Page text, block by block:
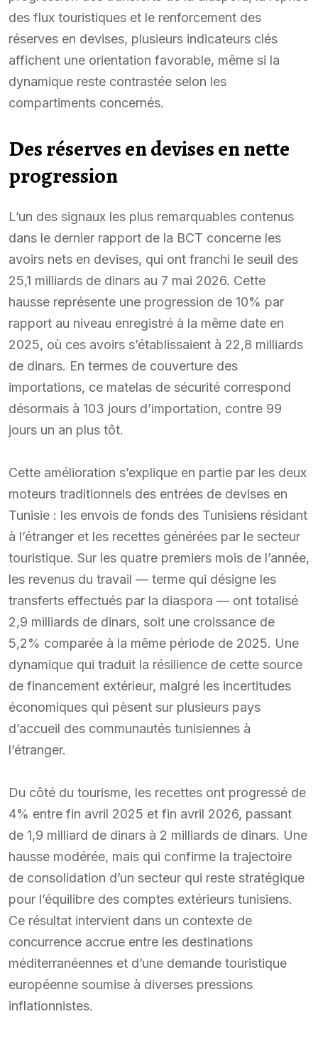
des flux touristiques et le renforcement des
réserves en devises, plusieurs indicateurs clés
affichent une orientation favorable, même si la
dynamique reste contrastée selon les
compartiments concernés.
Des réserves en devises en nette
progression
L’un des signaux les plus remarquables contenus
dans le dernier rapport de la BCT concerne les
avoirs nets en devises, qui ont franchi le seuil des
25,1 milliards de dinars au 7 mai 2026. Cette
hausse représente une progression de 10% par
rapport au niveau enregistré à la même date en
2025, où ces avoirs s’établissaient à 22,8 milliards
de dinars. En termes de couverture des
importations, ce matelas de sécurité correspond
désormais à 103 jours d’importation, contre 99
jours un an plus tôt.
Cette amélioration s’explique en partie par les deux
moteurs traditionnels des entrées de devises en
Tunisie : les envois de fonds des Tunisiens résidant
à l’étranger et les recettes générées par le secteur
touristique. Sur les quatre premiers mois de l’année,
les revenus du travail — terme qui désigne les
transferts effectués par la diaspora — ont totalisé
2,9 milliards de dinars, soit une croissance de
5,2% comparée à la même période de 2025. Une
dynamique qui traduit la résilience de cette source
de financement extérieur, malgré les incertitudes
économiques qui pèsent sur plusieurs pays
d’accueil des communautés tunisiennes à
l’étranger.
Du côté du tourisme, les recettes ont progressé de
4% entre fin avril 2025 et fin avril 2026, passant
de 1,9 milliard de dinars à 2 milliards de dinars. Une
hausse modérée, mais qui confirme la trajectoire
de consolidation d’un secteur qui reste stratégique
pour l’équilibre des comptes extérieurs tunisiens.
Ce résultat intervient dans un contexte de
concurrence accrue entre les destinations
méditerranéennes et d’une demande touristique
européenne soumise à diverses pressions
inflationnistes.